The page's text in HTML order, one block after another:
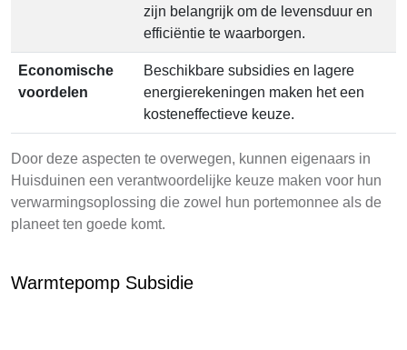
zijn belangrijk om de levensduur en
efficiëntie te waarborgen.
Economische
voordelen
Beschikbare subsidies en lagere
energierekeningen maken het een
kosteneffectieve keuze.
Door deze aspecten te overwegen, kunnen eigenaars in
Huisduinen een verantwoordelijke keuze maken voor hun
verwarmingsoplossing die zowel hun portemonnee als de
planeet ten goede komt.
Warmtepomp Subsidie